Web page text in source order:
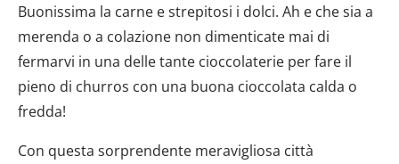
Buonissima la carne e strepitosi i dolci. Ah e che sia a
merenda o a colazione non dimenticate mai di
fermarvi in una delle tante cioccolaterie per fare il
pieno di churros con una buona cioccolata calda o
fredda!
Con questa sorprendente meravigliosa città